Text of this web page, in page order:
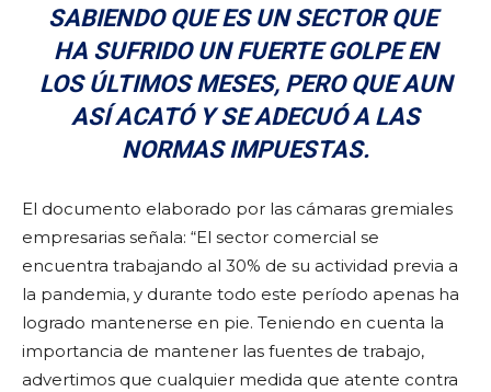
SABIENDO QUE ES UN SECTOR QUE
HA SUFRIDO UN FUERTE GOLPE EN
LOS ÚLTIMOS MESES, PERO QUE AUN
ASÍ ACATÓ Y SE ADECUÓ A LAS
NORMAS IMPUESTAS.
El documento elaborado por las cámaras gremiales
empresarias señala: “El sector comercial se
encuentra trabajando al 30% de su actividad previa a
la pandemia, y durante todo este período apenas ha
logrado mantenerse en pie. Teniendo en cuenta la
importancia de mantener las fuentes de trabajo,
advertimos que cualquier medida que atente contra